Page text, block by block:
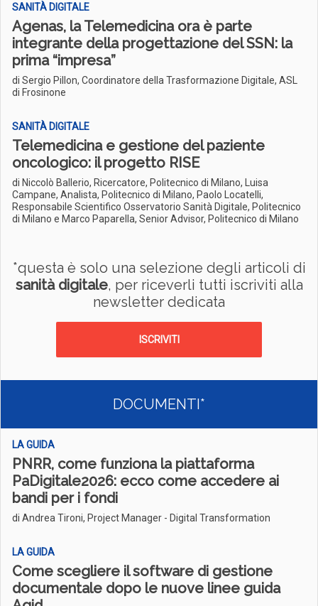
SANITÀ DIGITALE
Agenas, la Telemedicina ora è parte
integrante della progettazione del SSN: la
prima “impresa”
di Sergio Pillon, Coordinatore della Trasformazione Digitale, ASL
di Frosinone
SANITÀ DIGITALE
Telemedicina e gestione del paziente
oncologico: il progetto RISE
di Niccolò Ballerio, Ricercatore, Politecnico di Milano, Luisa
Campane, Analista, Politecnico di Milano, Paolo Locatelli,
Responsabile Scientifico Osservatorio Sanità Digitale, Politecnico
di Milano e Marco Paparella, Senior Advisor, Politecnico di Milano
*questa è solo una selezione degli articoli di
sanità digitale, per riceverli tutti iscriviti alla
newsletter dedicata
ISCRIVITI
DOCUMENTI*
LA GUIDA
PNRR, come funziona la piattaforma
PaDigitale2026: ecco come accedere ai
bandi per i fondi
di Andrea Tironi, Project Manager - Digital Transformation
LA GUIDA
Come scegliere il software di gestione
documentale dopo le nuove linee guida